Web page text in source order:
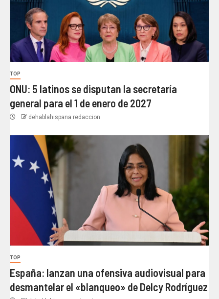
TOP
ONU: 5 latinos se disputan la secretaría
general para el 1 de enero de 2027
dehablahispana redaccion
TOP
España: lanzan una ofensiva audiovisual para
desmantelar el «blanqueo» de Delcy Rodríguez